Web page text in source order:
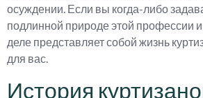
осуждении. Если вы когда-либо
подлинной природе этой профессии
деле представляет собой жизнь
для вас.
История